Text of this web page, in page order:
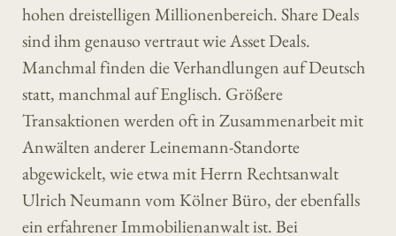
hohen dreistelligen Millionenbereich. Share Deals
sind ihm genauso vertraut wie Asset Deals.
Manchmal finden die Verhandlungen auf Deutsch
statt, manchmal auf Englisch. Größere
Transaktionen werden oft in Zusammenarbeit mit
Anwälten anderer Leinemann-Standorte
abgewickelt, wie etwa mit Herrn Rechtsanwalt
Ulrich Neumann vom Kölner Büro, der ebenfalls
ein erfahrener Immobilienanwalt ist. Bei